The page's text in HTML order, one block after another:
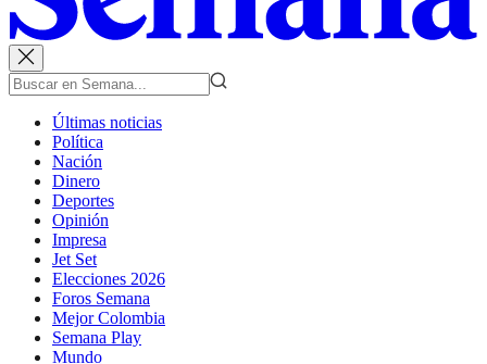
Últimas noticias
Política
Nación
Dinero
Deportes
Opinión
Impresa
Jet Set
Elecciones 2026
Foros Semana
Mejor Colombia
Semana Play
Mundo